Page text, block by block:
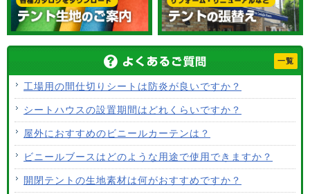
一覧
工場用の間仕切りシートは防炎が良いですか？
シートハウスの設置期間はどれくらいですか？
屋外におすすめのビニールカーテンは？
ビニールブースはどのような用途で使用できますか？
開閉テントの生地素材は何がおすすめですか？